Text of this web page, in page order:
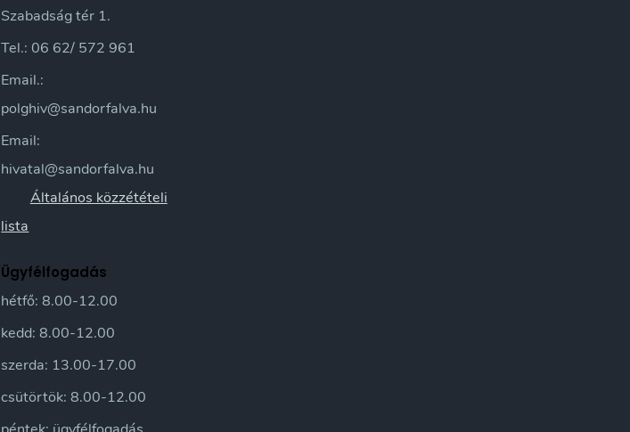
Szabadság tér 1.
Tel.: 06 62/ 572 961
Email.:
polghiv@sandorfalva.hu
Email:
hivatal@sandorfalva.hu
Általános közzétételi
lista
Ügyfélfogadás
hétfő: 8.00-12.00
kedd: 8.00-12.00
szerda: 13.00-17.00
csütörtök: 8.00-12.00